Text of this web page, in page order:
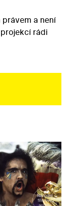
a není
rádi